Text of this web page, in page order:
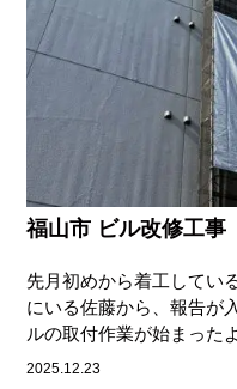
福山市 ビル改修工事
先月初めから着工してい
にいる佐藤から、報告が
ルの取付作業が始まった
2025.12.23